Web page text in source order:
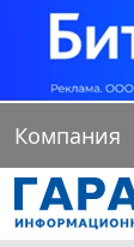
Компания